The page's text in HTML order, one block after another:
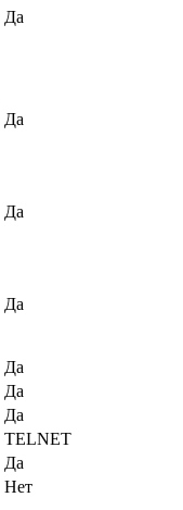
Да
Да
Да
Да
Да
Да
Да
TELNET
Да
Нет